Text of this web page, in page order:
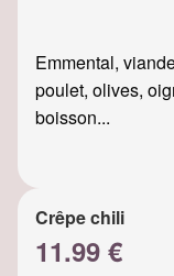
Emmental,
poulet, olives,
boisson...
Crêpe chili
11.99 €